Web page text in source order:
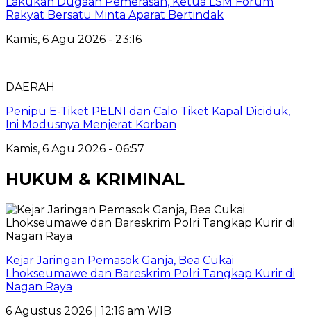
Rakyat Bersatu Minta Aparat Bertindak
Kamis, 6 Agu 2026 - 23:16
DAERAH
Penipu E-Tiket PELNI dan Calo Tiket Kapal Diciduk,
Ini Modusnya Menjerat Korban
Kamis, 6 Agu 2026 - 06:57
HUKUM & KRIMINAL
Kejar Jaringan Pemasok Ganja, Bea Cukai
Lhokseumawe dan Bareskrim Polri Tangkap Kurir di
Nagan Raya
6 Agustus 2026 | 12:16 am WIB